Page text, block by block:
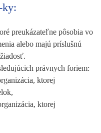
ky:
preukázateľne pôsobia vo
alebo majú príslušnú
právnych foriem:
ktorej
ktorej